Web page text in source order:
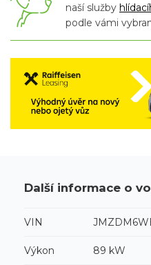
naší služby
podle vámi
Další informace o
VIN
Výkon 89 kW